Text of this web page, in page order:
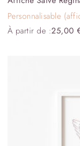
Personnalisable
À partir de :25,00